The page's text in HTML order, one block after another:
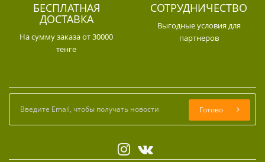
БЕСПЛАТНАЯ
ДОСТАВКА
На сумму заказа от 30000
тенге
СОТРУДНИЧЕСТВО
Выгодные условия для
партнеров
Готово